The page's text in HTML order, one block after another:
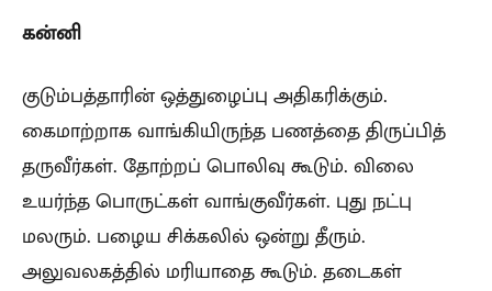
கன்னி
குடும்பத்தாரின் ஒத்துழைப்பு அதிகரிக்கும்.
கைமாற்றாக வாங்கியிருந்த பணத்தை திருப்பித்
தருவீர்கள். தோற்றப் பொலிவு கூடும். விலை
உயர்ந்த பொருட்கள் வாங்குவீர்கள். புது நட்பு
மலரும். பழைய சிக்கலில் ஒன்று தீரும்.
அலுவலகத்தில் மரியாதை கூடும். தடைகள்